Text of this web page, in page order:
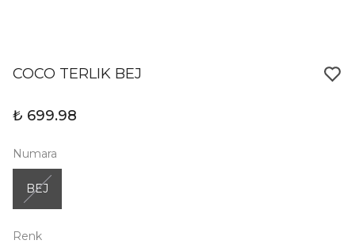
COCO TERLIK BEJ
₺ 699.98
Numara
BEJ
Renk